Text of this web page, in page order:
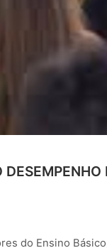
do Ensino